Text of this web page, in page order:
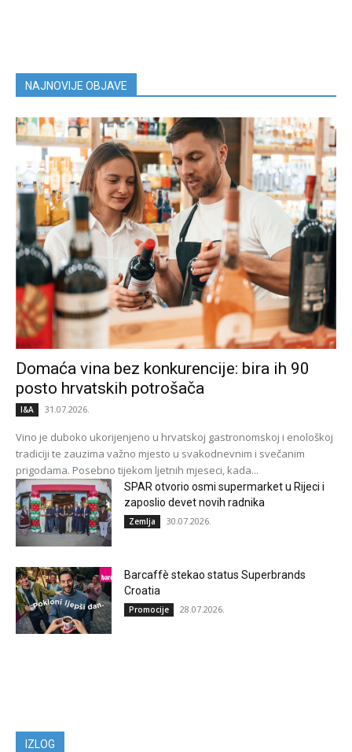
NAJNOVIJE OBJAVE
Domaća vina bez konkurencije: bira ih 90
posto hrvatskih potrošača
I&A 31.07.2026.
Vino je duboko ukorijenjeno u hrvatskoj gastronomskoj i enološkoj
tradiciji te zauzima važno mjesto u svakodnevnim i svečanim
prigodama. Posebno tijekom ljetnih mjeseci, kada...
SPAR otvorio osmi supermarket u Rijeci i
zaposlio devet novih radnika
Zemlja 30.07.2026.
Barcaffè stekao status Superbrands
Croatia
Promocije 28.07.2026.
IZLOG